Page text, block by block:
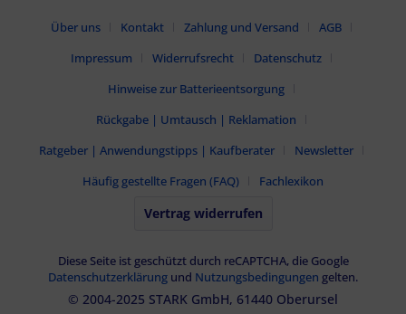
Über uns Kontakt Zahlung und Versand
AGB
Impressum
Widerrufsrecht
Datenschutz
Hinweise zur Batterieentsorgung
Rückgabe | Umtausch | Reklamation
Ratgeber | Anwendungstipps | Kaufberater
Newsletter
Häufig gestellte Fragen (FAQ)
Fachlexikon
Vertrag widerrufen
Diese Seite ist geschützt durch reCAPTCHA, die Google
Datenschutzerklärung und Nutzungsbedingungen gelten.
© 2004-2025 STARK GmbH, 61440 Oberursel